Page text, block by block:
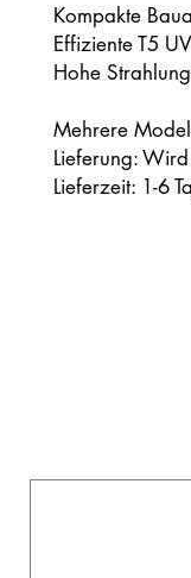
Kompakte
Effiziente T5
Hohe
Mehrere
Lieferung:
Lieferzeit: 1-6